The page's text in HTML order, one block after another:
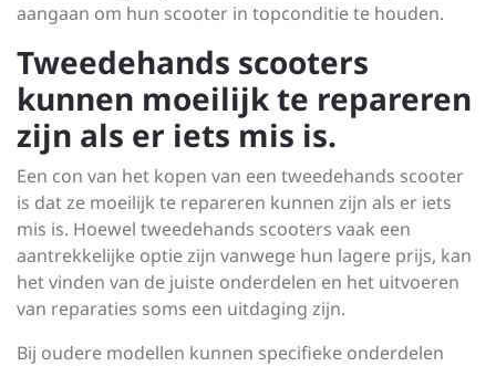
aangaan om hun scooter in topconditie te houden.
Tweedehands scooters
kunnen moeilijk te repareren
zijn als er iets mis is.
Een con van het kopen van een tweedehands scooter
is dat ze moeilijk te repareren kunnen zijn als er iets
mis is. Hoewel tweedehands scooters vaak een
aantrekkelijke optie zijn vanwege hun lagere prijs, kan
het vinden van de juiste onderdelen en het uitvoeren
van reparaties soms een uitdaging zijn.
Bij oudere modellen kunnen specifieke onderdelen